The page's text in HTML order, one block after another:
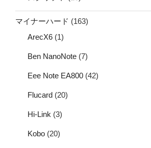
マイナーハード (163)
ArecX6 (1)
Ben NanoNote (7)
Eee Note EA800 (42)
Flucard (20)
Hi-Link (3)
Kobo (20)